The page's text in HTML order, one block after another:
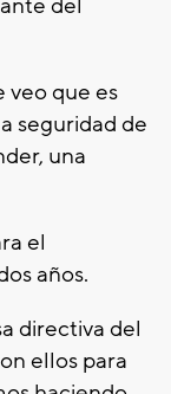
del
veo que es
seguridad de
una
el
años.
directiva del
ellos para